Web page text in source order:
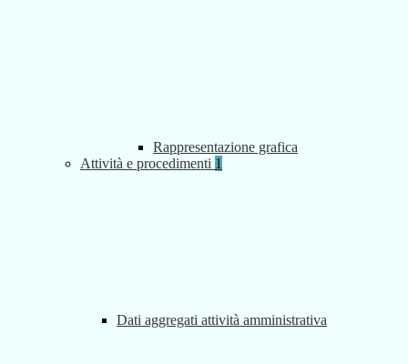
Rappresentazione grafica
Attività e procedimenti 1
Dati aggregati attività amministrativa